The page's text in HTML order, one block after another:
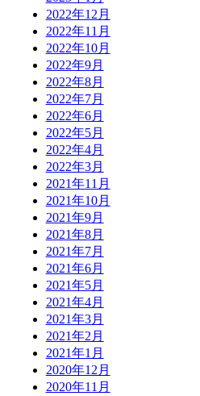
2022年12月
2022年11月
2022年10月
2022年9月
2022年8月
2022年7月
2022年6月
2022年5月
2022年4月
2022年3月
2021年11月
2021年10月
2021年9月
2021年8月
2021年7月
2021年6月
2021年5月
2021年4月
2021年3月
2021年2月
2021年1月
2020年12月
2020年11月